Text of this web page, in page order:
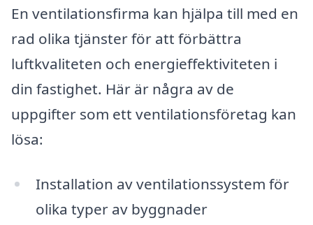
En ventilationsfirma kan hjälpa till med en
rad olika tjänster för att förbättra
luftkvaliteten och energieffektiviteten i
din fastighet. Här är några av de
uppgifter som ett ventilationsföretag kan
lösa:
Installation av ventilationssystem för
olika typer av byggnader